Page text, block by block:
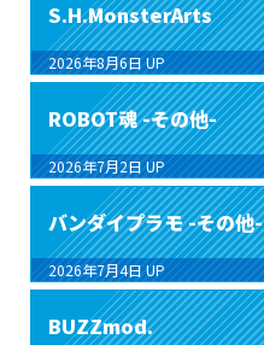
S.H.MonsterArts
2026年8月6日 UP
ROBOT魂 -その他-
2026年7月2日 UP
バンダイプラモ -その他-
2026年7月4日 UP
BUZZmod.